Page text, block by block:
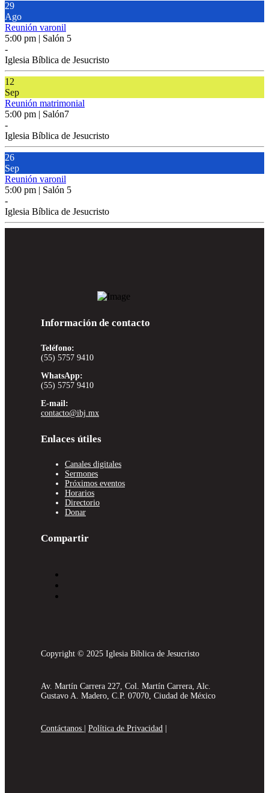
29
Ago
Reunión varonil
5:00 pm | Salón 5
-
Iglesia Bíblica de Jesucristo
12
Sep
Reunión matrimonial
5:00 pm | Salón7
-
Iglesia Bíblica de Jesucristo
26
Sep
Reunión varonil
5:00 pm | Salón 5
-
Iglesia Bíblica de Jesucristo
Información de contacto
Teléfono:
(55) 5757 9410
WhatsApp:
(55) 5757 9410
E-mail:
contacto@ibj.mx
Enlaces útiles
Canales digitales
Sermones
Próximos eventos
Horarios
Directorio
Donar
Compartir
Copyright © 2025 Iglesia Bíblica de Jesucristo
Av. Martín Carrera 227, Col. Martín Carrera, Alc.
Gustavo A. Madero, C.P. 07070, Ciudad de México
Contáctanos Política de Privacidad